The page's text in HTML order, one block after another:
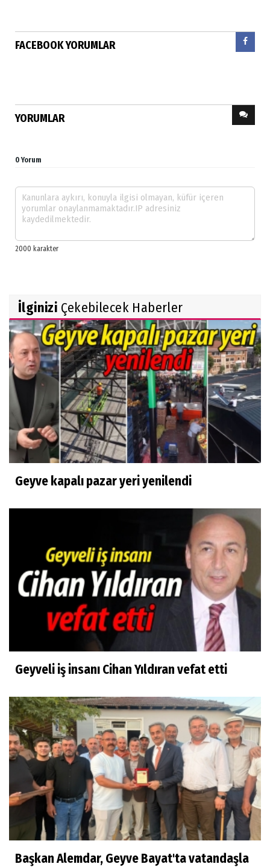
FACEBOOK YORUMLAR
YORUMLAR
0 Yorum
İlginizi Çekebilecek Haberler
Geyve kapalı pazar yeri yenilendi
Geyveli iş insanı Cihan Yıldıran vefat etti
Başkan Alemdar, Geyve Bayat'ta vatandaşla